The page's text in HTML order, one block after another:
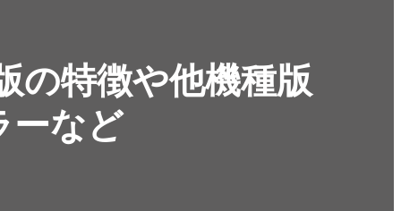
の特徴や他機種版
ーなど